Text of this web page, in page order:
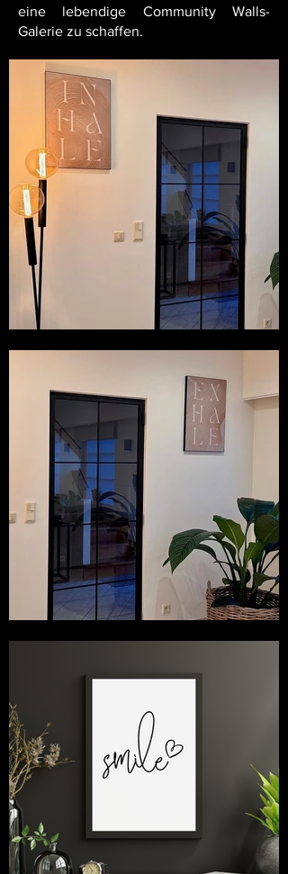
eine lebendige Community Walls-
Galerie zu schaffen.